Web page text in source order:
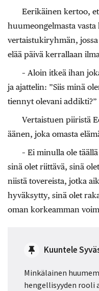
Eerikäinen kertoo,
huumeongelmasta
vertaistukiryhmän,
elää päivä kerrallaan
– Aloin itkeä ihan
ja ajattelin: ”Siis minä
tiennyt olevani addikti?”
Vertaistuen piiristä
äänen, joka omasta
– Ei minulla ole
sinä olet riittävä, sinä
niistä tovereista, jotka
hyväksytty, sinä olet
oman korkeamman
Kuuntele
Minkälainen
hengellisyyden rooli